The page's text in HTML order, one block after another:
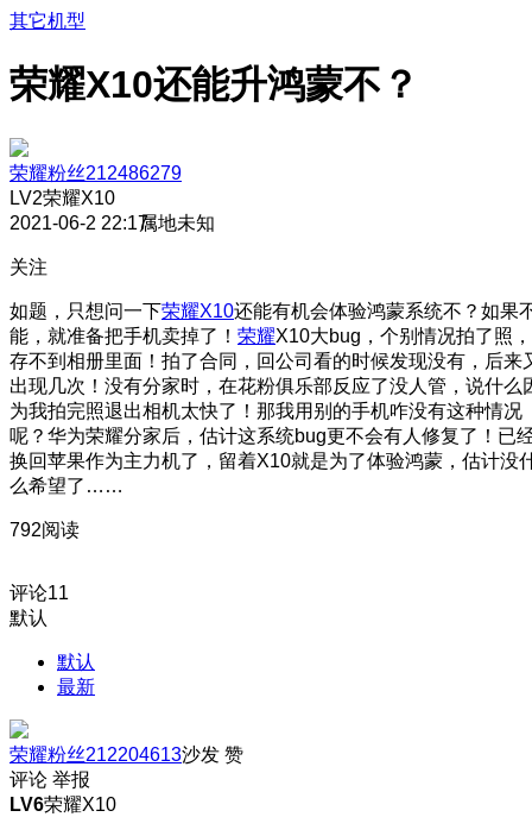
其它机型
荣耀X10还能升鸿蒙不？
荣耀粉丝212486279
LV2荣耀X10
2021-06-2 22:17属地未知
关注
如题，只想问一下荣耀X10还能有机会体验鸿蒙系统不？如果
能，就准备把手机卖掉了！ 荣耀X10大bug，个别情况拍了照，
存不到相册里面！拍了合同，回公司看的时候发现没有，后来
出现几次！没有分家时，在花粉俱乐部反应了没人管，说什么
为我拍完照退出相机太快了！那我用别的手机咋没有这种情况
呢？华为荣耀分家后，估计这系统bug更不会有人修复了！已
换回苹果作为主力机了，留着X10就是为了体验鸿蒙，估计没
么希望了……
792阅读
评论11
默认
默认
最新
荣耀粉丝212204613沙发 赞
评论 举报
LV6荣耀X10